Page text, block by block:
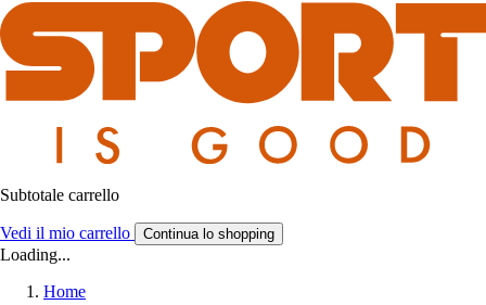
Subtotale carrello
Vedi il mio carrello Continua lo shopping
Loading...
Home